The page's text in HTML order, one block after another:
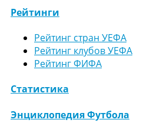
Рейтинги
Рейтинг стран УЕФА
Рейтинг клубов УЕФА
Рейтинг ФИФА
Статистика
Энциклопедия Футбола